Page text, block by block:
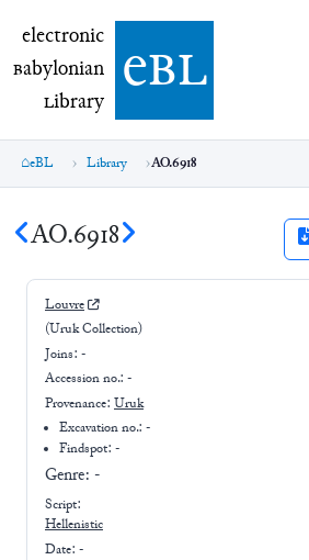
electronic Babylonian Library (eBL)
electronic
Babylonian
Library ebl
eBL Library AO.6918
AO.6918
Louvre
(Uruk Collection)
Joins: -
Accession no.: -
Provenance: Uruk
Excavation no.:-
Findspot: -
Genre: -
Script:
Hellenistic
Date: -